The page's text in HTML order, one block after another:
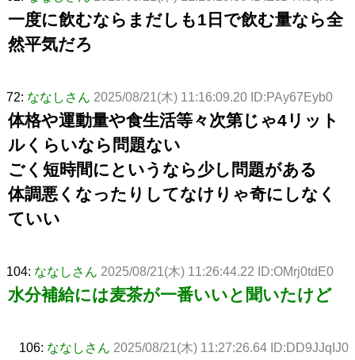
一度に飲むならまだしも1日で飲む量なら全
然平気だろ
72: ななしさん 2025/08/21(木) 11:16:09.20 ID:PAy67Eyb0
体格や運動量や食生活等々次第じゃ4リット
ルくらいなら問題ない
ごく短時間にというなら少し問題がある
体調悪くなったりしてなけりゃ奇にしなく
ていい
104: ななしさん 2025/08/21(木) 11:26:44.22 ID:OMrj0tdE0
水分補給には麦茶が一番いいと聞いたけど
106: ななしさん 2025/08/21(木) 11:27:26.64 ID:DD9JJqIJ0